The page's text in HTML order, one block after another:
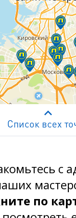
Ветеранов
д.9
Работает
Лицензионное
Список всех
с
по